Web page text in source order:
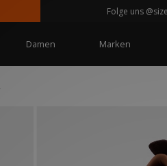
Folge uns
Damen Marken